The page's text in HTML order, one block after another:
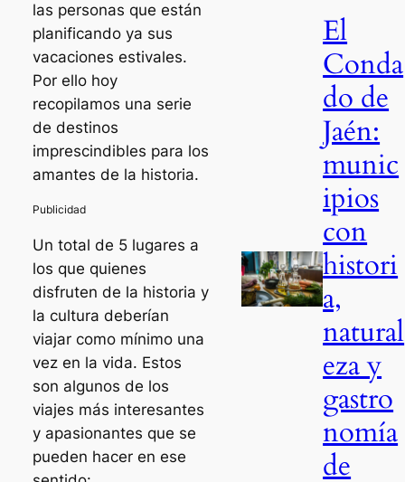
las personas que están
planificando ya sus
vacaciones estivales.
Por ello hoy
recopilamos una serie
de destinos
imprescindibles para los
amantes de la historia.
Un total de 5 lugares a
los que quienes
disfruten de la historia y
la cultura deberían
viajar como mínimo una
vez en la vida. Estos
son algunos de los
viajes más interesantes
y apasionantes que se
pueden hacer en ese
El
Conda
do de
Jaén:
munic
ipios
con
histori
a,
natural
eza y
gastro
nomía
de